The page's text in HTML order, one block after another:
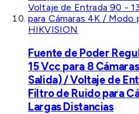
HIKVISION
Fuente de Poder
15 Vcc para 8
Salida) / Voltaje de
Filtro de Ruido para
Largas Distancias